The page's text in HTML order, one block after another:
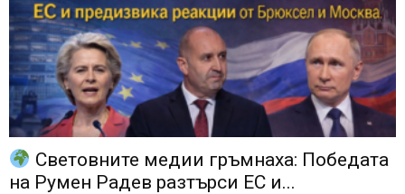
Световните медии гръмнаха: Победата
на Румен Радев разтърси ЕС и...